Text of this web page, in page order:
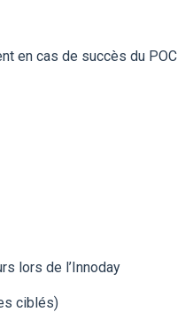
en cas de succès du POC
lors de l’Innoday
ciblés)